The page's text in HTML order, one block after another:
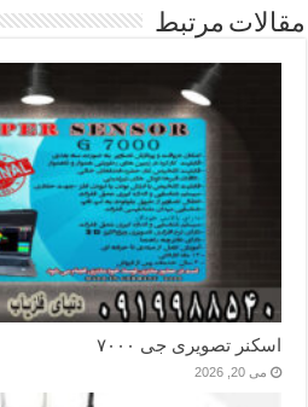
مقالات مرتبط
اسکنر تصویری جی ۷۰۰۰
می 20, 2026